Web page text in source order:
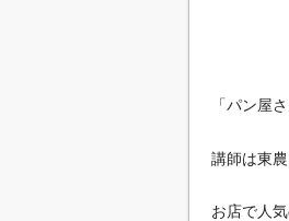
「パン屋
講師は東
お店で人